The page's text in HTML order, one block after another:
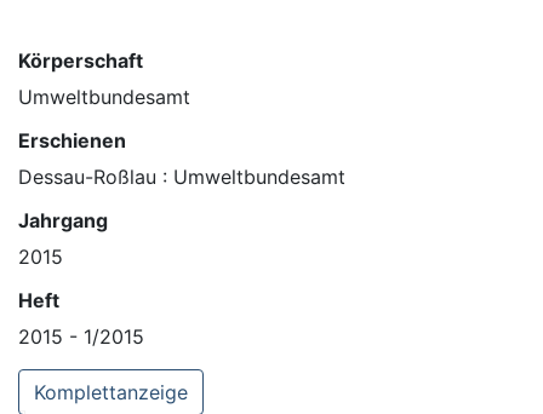
Körperschaft
Umweltbundesamt
Erschienen
Dessau-Roßlau : Umweltbundesamt
Jahrgang
2015
Heft
2015 - 1/2015
Komplettanzeige